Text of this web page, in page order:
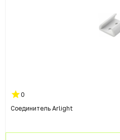
0
Соединитель Arlight